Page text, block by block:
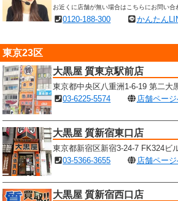
お近くに店舗が無い場合はこちらにお問い合
0120-188-300 かんたん
東京23区
大黒屋 質東京駅前店
東京都中央区八重洲1-6-19 第二大
03-6225-5574
店舗ペー
大黒屋 質新宿東口店
東京都新宿区新宿3-24-7 FK324ビ
03-5366-3655
店舗ペー
大黒屋 質新宿西口店